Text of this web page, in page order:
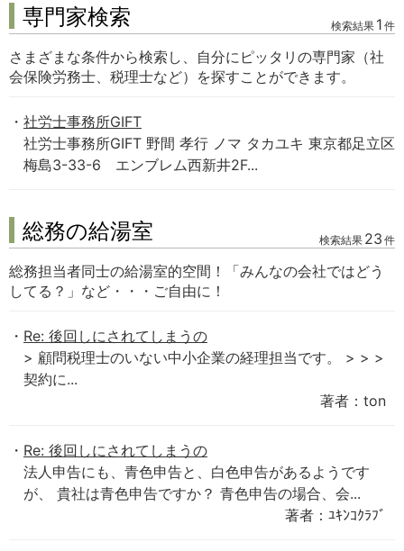
専門家検索 検索結果 1 件
さまざまな条件から検索し、自分にピッタリの専門家（社
会保険労務士、税理士など）を探すことができます。
社労士事務所GIFT
社労士事務所GIFT 野間 孝行 ノマ タカユキ 東京都足立区
梅島3-33-6 エンブレム西新井2F...
総務の給湯室 検索結果 23 件
総務担当者同士の給湯室的空間！「みんなの会社ではどう
してる？」など・・・ご自由に！
Re: 後回しにされてしまうの
> 顧問税理士のいない中小企業の経理担当です。 > > >
契約に...
著者：ton
Re: 後回しにされてしまうの
法人申告にも、青色申告と、白色申告があるようです
が、 貴社は青色申告ですか？ 青色申告の場合、会...
著者：ﾕｷﾝｺｸﾗﾌﾞ